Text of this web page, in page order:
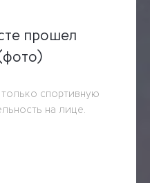
прошел
спортивную
на лице.